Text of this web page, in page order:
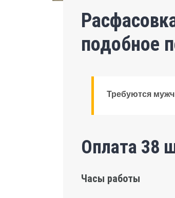
подобное
Требуются
Оплата 38
Часы работы